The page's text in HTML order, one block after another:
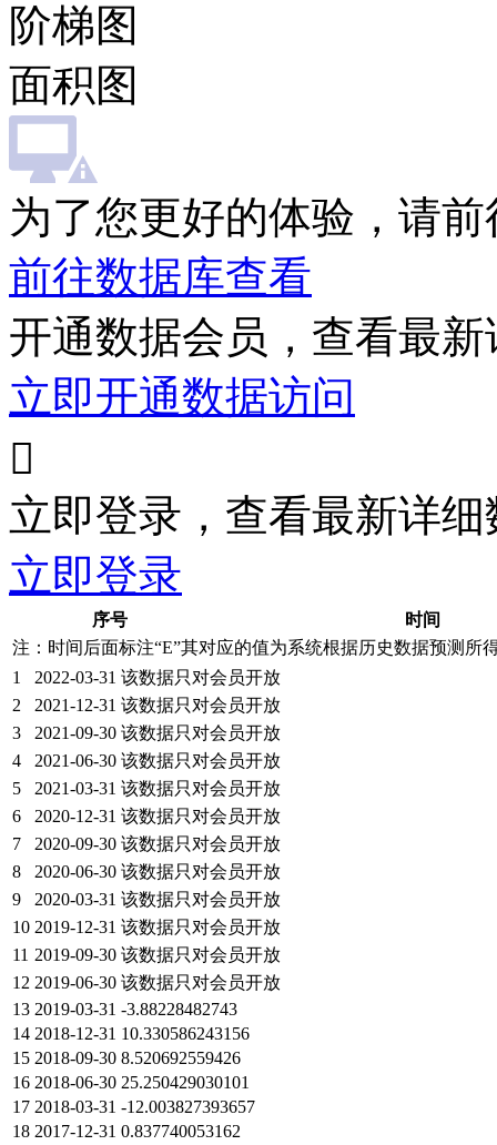
阶梯图
面积图
为了您更好的体验，请
前往数据库查看
开通数据会员，查看最
立即开通数据访问

立即登录，查看最新详细
立即登录
序号
时间
注：时间后面标注“E”其对应的值为系统根据历史数据预测所
1
2022-03-31 该数据只对会员开放
2
2021-12-31 该数据只对会员开放
3
2021-09-30 该数据只对会员开放
4
2021-06-30 该数据只对会员开放
5
2021-03-31 该数据只对会员开放
6
2020-12-31 该数据只对会员开放
7
2020-09-30 该数据只对会员开放
8
2020-06-30 该数据只对会员开放
9
2020-03-31 该数据只对会员开放
10 2019-12-31 该数据只对会员开放
11 2019-09-30 该数据只对会员开放
12 2019-06-30 该数据只对会员开放
13 2019-03-31 -3.88228482743
14 2018-12-31 10.330586243156
15 2018-09-30 8.520692559426
16 2018-06-30 25.250429030101
17 2018-03-31 -12.003827393657
18 2017-12-31 0.837740053162